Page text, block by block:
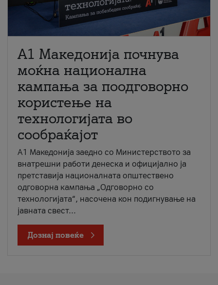
A1 Македонија почнува
моќна национална
кампања за поодговорно
користење на
технологијата во
сообраќајот
A1 Македонија заедно со Министерството за
внатрешни работи денеска и официјално ја
претставија националната општествено
одговорна кампања „Одговорно со
технологијата“, насочена кон подигнување на
јавната свест...
Дознај повеќе